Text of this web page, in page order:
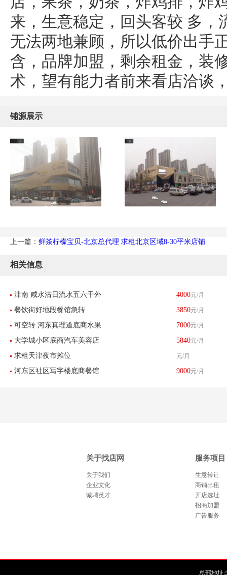
来，生意稳定，回头客较 多
无法两地兼顾，所以低价出手
含，品牌加盟，剩余租金，装
术，望有能力者前来看店洽谈
铺源展示
上一篇： 鲜茶柠檬宝贝-北京总代理 求租北京区域8-30平米店铺
相关信息
津南 咸水沽日流水五六千外
卖餐馆带生意转让 酒楼餐饮
4000元/月
餐饮街好地段餐馆急转 3850元/月
可空转 河东真理道底商水果
店刨冰店转让
7000元/月
大学城小区底商汽车美容店
转让
5840元/月
求租天津夜市摊位 元/月
河东区社区写字楼底商餐馆 9000元/月
关于找店网
关于我们
企业文化
诚聘英才
服务项目
生意转让
商铺出租
开店选址
招商加盟
广告服务
总部地址: